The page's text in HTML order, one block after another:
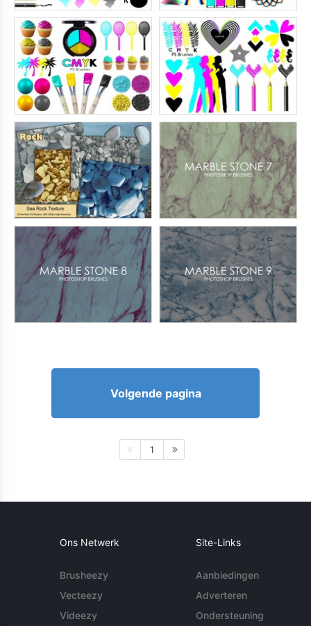
Volgende pagina
1
Ons Netwerk
Brusheezy
Vecteezy
Videezy
Site-Links
Aanbiedingen
Adverteren
Ondersteuning